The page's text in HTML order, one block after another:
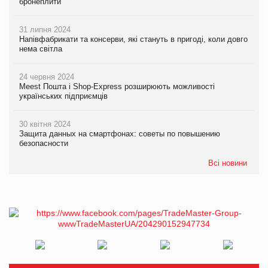
31 липня 2024
Напівфабрикати та консерви, які стануть в пригоді, коли довго
нема світла
24 червня 2024
Meest Пошта і Shop-Express розширюють можливості
українських підприємців
30 квітня 2024
Защита данных на смартфонах: советы по повышению
безопасности
Всі новини